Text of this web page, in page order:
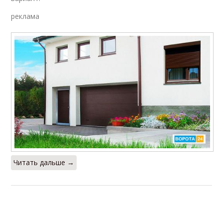
реклама
Читать дальше →